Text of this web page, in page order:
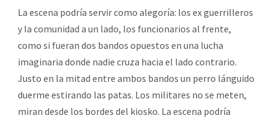
La escena podría servir como alegoría: los ex guerrilleros
y la comunidad a un lado, los funcionarios al frente,
como si fueran dos bandos opuestos en una lucha
imaginaria donde nadie cruza hacia el lado contrario.
Justo en la mitad entre ambos bandos un perro lánguido
duerme estirando las patas. Los militares no se meten,
miran desde los bordes del kiosko. La escena podría